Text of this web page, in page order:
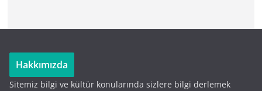
Hakkımızda
Sitemiz bilgi ve kültür konularında sizlere bilgi derlemek